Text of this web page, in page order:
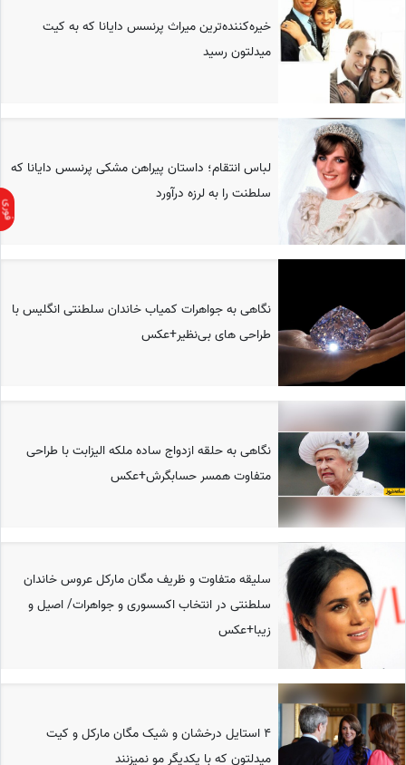
خیره‌کننده‌ترین میراث پرنسس دایانا که به کیت
میدلتون رسید
لباس انتقام؛ داستان پیراهن مشکی پرنسس دایانا که
سلطنت را به لرزه درآورد
نگاهی به جواهرات کمیاب خاندان سلطنتی انگلیس با
طراحی های بی‌نظیر+عکس
نگاهی به حلقه ازدواج ساده ملکه الیزابت با طراحی
متفاوت همسر حسابگرش+عکس
سلیقه متفاوت و ظریف مگان مارکل عروس خاندان
سلطنتی در انتخاب اکسسوری و جواهرات/ اصیل و
زیبا+عکس
4 استایل درخشان و شیک مگان مارکل و کیت
میدلتون که با یکدیگر مو نمیزنند